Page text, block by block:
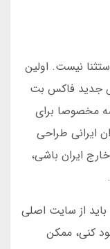
نیست. اولین
جدید فاکس بت
مخصوصا برای
ایرانی طراحی
ایران باشی،
باید از سایت اصلی
کنی، ممکن